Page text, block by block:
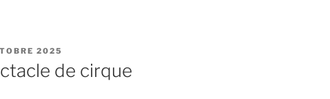
2025
de cirque